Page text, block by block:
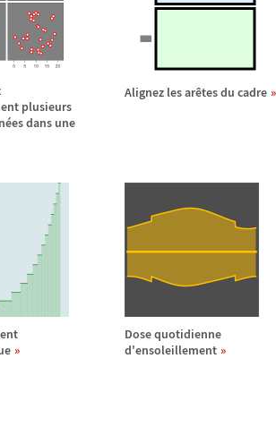
plusieurs
ées dans une
Alignez les arêtes du cadre
Dose quotidienne
d'ensoleillement